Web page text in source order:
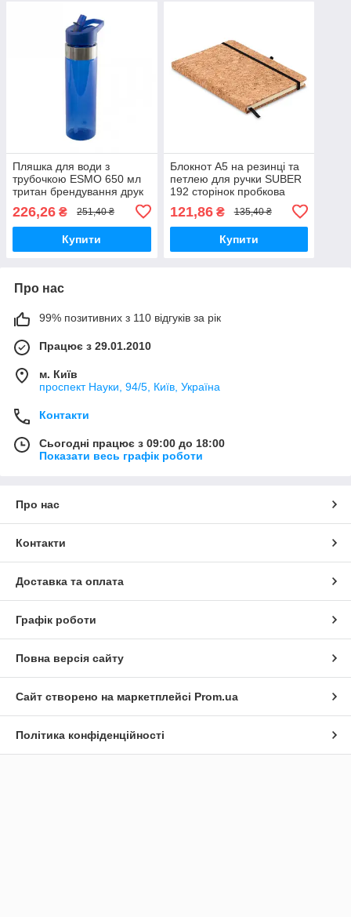
Пляшка для води з
трубочкою ESMO 650 мл
тритан брендування друк
226,26 ₴ 251,40 ₴
Купити
Блокнот А5 на резинці та
петлею для ручки SUBER
192 сторінок пробкова
тверда обкладинка друк
лого
121,86₴ 135,40 ₴
Купити
Про нас
99% позитивних з 110 відгуків за рік
Працює з 29.01.2010
м. Київ
проспект Науки, 94/5, Київ, Україна
Контакти
Сьогодні працює з 09:00 до 18:00
Показати весь графік роботи
Про нас
Контакти
Доставка та оплата
Графік роботи
Повна версія сайту
Сайт створено на маркетплейсі Prom.ua
Політика конфіденційності